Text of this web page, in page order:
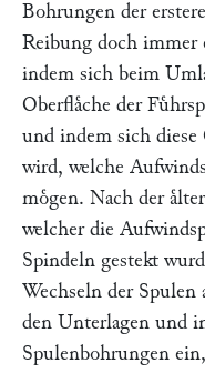
Bohrungen der
Reibung doch immer
indem sich beim
Oberflaͤche der
und indem sich diese
wird, welche
moͤgen. Nach der
welcher die
Spindeln gestekt
Wechseln der Spulen
den Unterlagen und
Spulenbohrungen